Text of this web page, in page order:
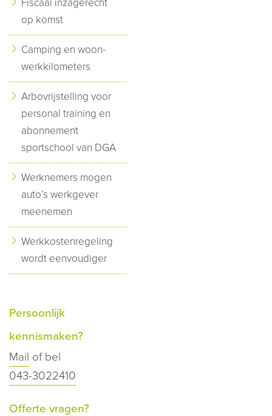
Fiscaal inzagerecht
op komst
Camping en woon-
werkkilometers
Arbovrijstelling voor
personal training en
abonnement
sportschool van DGA
Werknemers mogen
auto’s werkgever
meenemen
Werkkostenregeling
wordt eenvoudiger
Persoonlijk
kennismaken?
Mail of bel
043-3022410
Offerte vragen?